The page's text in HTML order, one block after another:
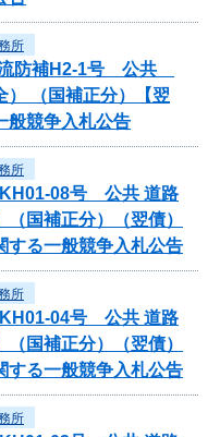
所
流防補H2-1号 公共
） （国補正分）【翌
般競争入札公告
所
08号 公共 道路
国補正分）（翌債）
る一般競争入札公告
所
04号 公共 道路
国補正分）（翌債）
る一般競争入札公告
所